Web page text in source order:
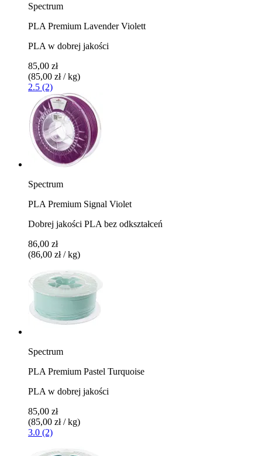
Spectrum
PLA Premium Lavender Violett
PLA w dobrej jakości
85,00 zł
(85,00 zł / kg)
2.5 (2)
Spectrum
PLA Premium Signal Violet
Dobrej jakości PLA bez odkształceń
86,00 zł
(86,00 zł / kg)
Spectrum
PLA Premium Pastel Turquoise
PLA w dobrej jakości
85,00 zł
(85,00 zł / kg)
3.0 (2)